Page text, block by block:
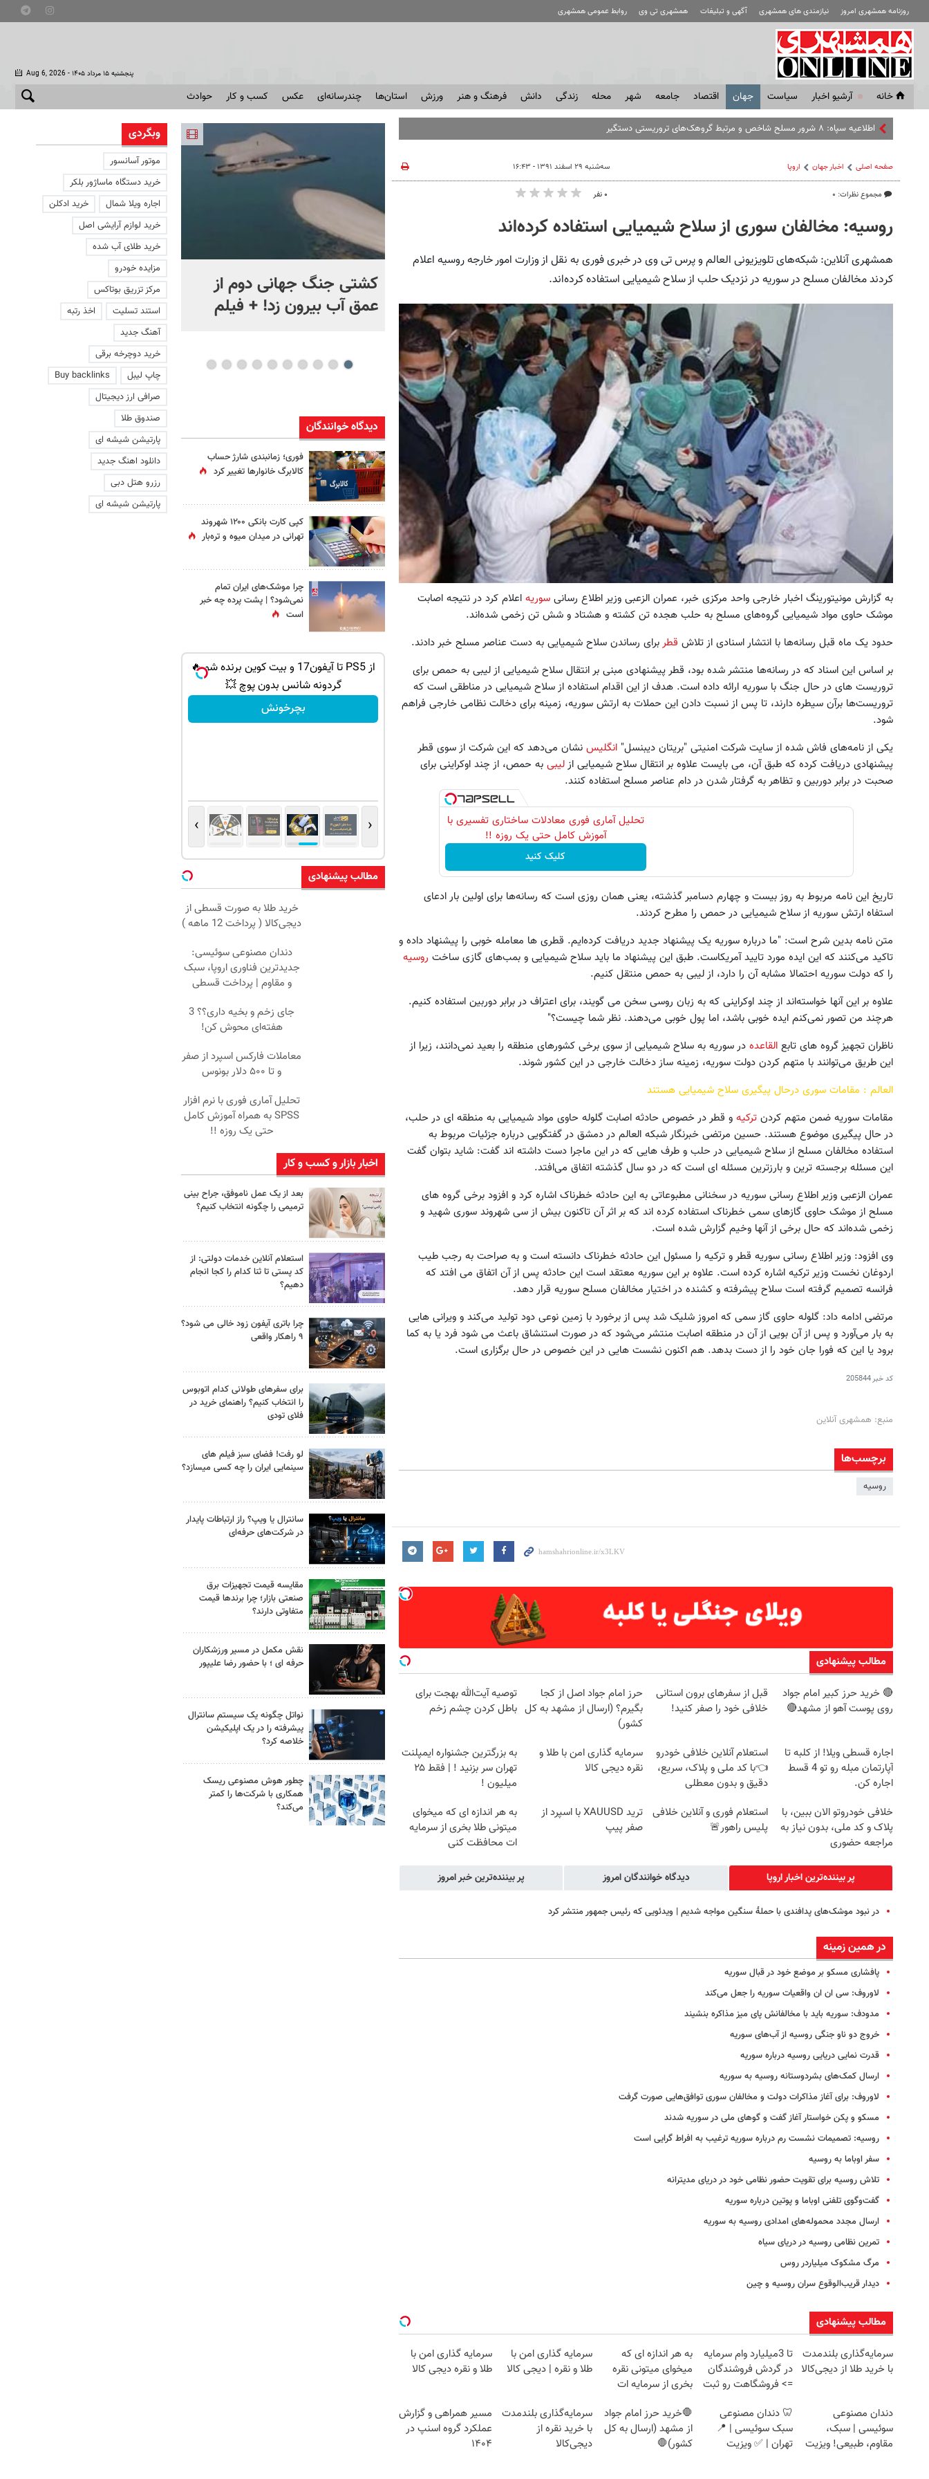
روزنامه همشهری امروز نیازمندی های همشهری آگهی و تبلیغات همشهری تی وی روابط عمومی همشهری
Aug 6, 2026 - پنجشنبه ۱۵ مرداد ۱۴۰۵
خانه آرشیو اخبار سياست جهان اقتصاد جامعه شهر محله زندگی دانش فرهنگ و هنر ورزش استان‌ها چندرسانه‌ای عکس کسب و کار حوادث
اطلاعیه سپاه: ۸ شرور مسلح شاخص و مرتبط گروهک‌های تروریستی دستگیر شدند
صفحه اصلی اخبار جهان اروپا
مجموع نظرات: ۰
سه‌شنبه ۲۹ اسفند ۱۳۹۱ - ۱۶:۴۳
۰ نفر
روسیه: مخالفان سوری از سلاح شیمیایی استفاده کرده‌اند
همشهری آنلاین: شبکه‌های تلویزیونی العالم و پرس تی وی در خبری فوری به نقل از وزارت امور خارجه روسیه اعلام
کردند مخالفان مسلح در سوریه در نزدیک حلب از سلاح شیمیایی استفاده کرده‌اند.
به گزارش مونیتورینگ اخبار خارجی واحد مرکزی خبر، عمران الزعبی وزیر اطلاع رسانی سوریه اعلام کرد در نتیجه اصابت
موشک حاوی مواد شیمیایی گروه‌های مسلح به حلب هجده تن کشته و هشتاد و شش تن زخمی شده‌اند.
حدود یک ماه قبل رسانه‌ها با انتشار اسنادی از تلاش قطربرای رساندن سلاح شیمیایی به دست عناصر مسلح خبر دادند.
بر اساس این اسناد که در رسانه‌ها منتشر شده بود، قطر پیشنهادی مبنی بر انتقال سلاح شیمیایی از لیبی به حمص برای
تروریست های در حال جنگ با سوریه ارائه داده است. هدف از این اقدام استفاده از سلاح شیمیایی در مناطقی است که
تروریست‌ها برآن سیطره دارند، تا پس از نسبت دادن این حملات به ارتش سوریه، زمینه برای دخالت نظامی خارجی فراهم
شود.
یکی از نامه‌های فاش شده از سایت شرکت امنیتی "بریتان دیبنسل" انگلیس نشان می‌دهد که این شرکت از سوی قطر
پیشنهادی دریافت کرده که طبق آن، می بایست علاوه بر انتقال سلاح شیمیایی ازلیبی به حمص، از چند اوکراینی برای
صحبت در برابر دوربین و تظاهر به گرفتار شدن در دام عناصر مسلح استفاده کنند.
تحلیل آماری فوری معادلات ساختاری تفسیری با
آموزش کامل حتی یک روزه !!
کلیک کنید
تاریخ این نامه مربوط به روز بیست و چهارم دسامبر گذشته، یعنی همان روزی است که رسانه‌ها برای اولین بار ادعای
استفاه ارتش سوریه از سلاح شیمیایی در حمص را مطرح کردند.
متن نامه بدین شرح است: "ما درباره سوریه یک پیشنهاد جدید دریافت کرده‌ایم. قطری ها معامله خوبی را پیشنهاد داده و
تاکید می‌کنند که این ایده مورد تایید آمریکاست. طبق این پیشنهاد ما باید سلاح شیمیایی و بمب‌های گازی ساخت روسیه
را که دولت سوریه احتمالا مشابه آن را دارد، از لیبی به حمص منتقل کنیم.
علاوه بر این آنها خواسته‌اند از چند اوکراینی که به زبان روسی سخن می گویند، برای اعتراف در برابر دوربین استفاده کنیم.
هرچند من تصور نمی‌کنم ایده خوبی باشد، اما پول خوبی می‌دهند. نظر شما چیست؟"
ناظران تجهیز گروه های تابع القاعده در سوریه به سلاح شیمیایی از سوی برخی کشورهای منطقه را بعید نمی‌دانند، زیرا از
این طریق می‌توانند با متهم کردن دولت سوریه، زمینه ساز دخالت خارجی در این کشور شوند.
العالم : مقامات سوری درحال پیگیری سلاح شیمیایی هستند
مقامات سوریه ضمن متهم کردن ترکیه و قطر در خصوص حادثه اصابت گلوله حاوی مواد شیمیایی به منطقه ای در حلب،
در حال پیگیری موضوع هستند. حسین مرتضی خبرنگار شبکه العالم در دمشق در گفتگویی درباره جزئیات مربوط به
استفاده مخالفان مسلح از سلاح شیمیایی در حلب و طرف هایی که در این ماجرا دست داشته اند گفت: شاید بتوان گفت
این مسئله برجسته ترین و بارزترین مسئله ای است که در دو سال گذشته اتفاق می‌افتد.
عمران الزعبی وزیر اطلاع رسانی سوریه در سخنانی مطبوعاتی به این حادثه خطرناک اشاره کرد و افزود برخی گروه های
مسلح از موشک حاوی گازهای سمی خطرناک استفاده کرده اند که بر اثر آن تاکنون بیش از سی شهروند سوری شهید و
زخمی شده‌اند که حال برخی از آنها وخیم گزارش شده است.
وی افزود: وزیر اطلاع رسانی سوریه قطر و ترکیه را مسئول این حادثه خطرناک دانسته است و به صراحت به رجب طیب
اردوغان نخست وزیر ترکیه اشاره کرده است. علاوه بر این سوریه معتقد است این حادثه پس از آن اتفاق می افتد که
فرانسه تصمیم گرفته است سلاح پیشرفته و کشنده در اختیار مخالفان مسلح سوریه قرار دهد.
مرتضی ادامه داد: گلوله حاوی گاز سمی که امروز شلیک شد پس از برخورد با زمین نوعی دود تولید می‌کند و ویرانی هایی
به بار می‌آورد و پس از آن بویی از آن در منطقه اصابت منتشر می‌شود که در صورت استنشاق باعث می شود فرد یا به کما
برود یا این که فورا جان خود را از دست بدهد. هم اکنون نشست هایی در این خصوص در حال برگزاری است.
کد خبر205844
منبع: همشهری آنلاین
برچسب‌ها
روسیه
مطالب پیشنهادی
🔴 خرید حرز کبیر امام جواد
روی پوست آهو از مشهد🔴
قبل از سفرهای برون استانی
خلافی خود را صفر کنید!
حرز امام جواد اصل از کجا
بگیرم؟ (ارسال از مشهد به کل
کشور)
توصیه آیت‌الله بهجت برای
باطل کردن چشم زخم
اجاره‌ قسطی ویلا! از کلبه تا
آپارتمان مبله رو تو 4 قسط
اجاره کن.
استعلام آنلاین خلافی خودرو
👈با کد ملی و پلاک، سریع،
دقیق و بدون معطلی
سرمایه گذاری امن با طلا و
نقره دیجی کالا
به بزرگترین جشنواره ایمپلنت
تهران سر بزنید ! | فقط ۲۵
میلیون !
خلافی خودروتو الان ببین، با
پلاک و کد ملی، بدون نیاز به
مراجعه حضوری
استعلام فوری و آنلاین خلافی
پلیس راهور🚨
ترید XAUUSD با اسپرد از
صفر پیپ
به هر اندازه ای که میخوای
میتونی طلا بخری از سرمایه
ات محافظت کنی
پر بیننده‌ترین اخبار اروپا دیدگاه خوانندگان امروز پر بیننده‌ترین خبر امروز
در نبود موشک‌های پدافندی با حملهٔ سنگین مواجه شدیم | ویدئویی که رئیس جمهور منتشر کرد
در همین زمینه
پافشاری مسکو بر موضع خود در قبال سوریه
لاوروف: سی ان ان واقعیات سوریه را جعل می‌کند
مدودف: سوریه باید با مخالفانش پای میز مذاکره بنشیند
خروج دو ناو جنگی روسیه از آب‌های سوریه
قدرت نمایی دریایی روسیه درباره سوریه
ارسال کمک‌‌های بشردوستانه روسیه به سوریه
لاوروف: برای آغاز مذاکرات دولت و مخالفان سوری توافق‌هایی صورت گرفت
مسکو و پکن خواستار آغاز گفت و گوهای ملی در سوریه شدند
روسیه: تصمیمات نشست رم درباره سوریه ترغیب به افراط گرایی است
سفر اوباما به روسیه
تلاش روسیه برای تقویت حضور نظامی خود در دریای مدیترانه
گفت‌و‌گوی تلفنی اوباما و پوتین درباره سوریه
ارسال مجدد محموله‌های امدادی روسیه به سوریه
تمرین نظامی روسیه در دریای سیاه
مرگ مشکوک میلیاردر روس
دیدار قریب‌الوقوع سران روسیه و چین
مطالب پیشنهادی
سرمایه‌گذاری بلندمدت
با خرید طلا از دیجی‌کالا
تا 3میلیارد وام سرمایه
در گردش فروشندگان
=> فروشگاهت رو ثبت
به هر اندازه ای که
میخوای میتونی نقره
بخری از سرمایه ات
سرمایه گذاری امن با
طلا و نقره | دیجی کالا
سرمایه گذاری امن با
طلا و نقره دیجی کالا
دندان مصنوعی
سوئیسی | سبک،
مقاوم، طبیعی! ویزیت
🦷 دندان مصنوعی
سبک سوئیسی | 📍
تهران | ✅ ویزیت
🛑خرید حرز امام جواد
از مشهد (ارسال به کل
کشور)🛑
سرمایه‌گذاری بلندمدت
با خرید نقره از
دیجی‌کالا
مسیر همراهی و گزارش
عملکرد گروه اسنپ در
۱۴۰۴
برخورد تاریخی موشک فالکون
۹ با ماه + فیلم
کشتی‌ جنگ جهانی دوم از
عمق آب بیرون زد! + فیلم
افشای اطلاعات برای ترور
بارون ترامپ | ماجرای قرار
عاشقانه با یک زن
دیدگاه خوانندگان
فوری؛ زمانبندی‌ شارژ حساب
کالابرگ خانوارها تغییر کرد
کپی کارت بانکی ۱۲۰۰ شهروند
تهرانی در میدان میوه و تره‌بار
چرا موشک‌های ایران تمام
نمی‌شود؟ | پشت پرده چه خبر
است
کن ، گردونه بچرخون ، جایزه ببر 🎮🔥
😍
بچرخونش
از آیفون 17 و پلی استیشن 5 تا 1000 دلار
جایزه ببر
بچرخونش
نوکیا 105؛ خوش‌دست، مقاوم و
رجیسترشده!
سفارش بده!
از PS5 تا آیفون17 و بیت کوین برنده شو 🔥
گردونه شانس بدون پوچ 💥
بچرخونش
‹
›
مطالب پیشنهادی
خرید طلا به صورت قسطی از
دیجی‌کالا ( پرداخت 12 ماهه )
دندان مصنوعی سوئیسی:
جدیدترین فناوری اروپا، سبک
و مقاوم | پرداخت قسطی
جای زخم و بخیه داری؟؟ 3
هفته‌ای محوش کن!
معاملات فارکس اسپرد از صفر
و تا ۵۰۰ دلار بونوس
تحلیل آماری فوری با نرم افزار
SPSS به همراه آموزش کامل
حتی یک روزه !!
اخبار بازار و کسب و کار
بعد از یک عمل ناموفق، جراح بینی
ترمیمی را چگونه انتخاب کنیم؟
استعلام آنلاین خدمات دولتی: از
کد پستی تا ثنا کدام را کجا انجام
دهیم؟
چرا باتری آیفون زود خالی می شود؟
۹ راهکار واقعی
برای سفرهای طولانی کدام اتوبوس
را انتخاب کنیم؟ راهنمای خرید در
فلای تودی
لو رفت! فضای سبز فیلم های
سینمایی ایران را چه کسی میسازد؟
سانترال یا ویپ؟ راز ارتباطات پایدار
در شرکت‌های حرفه‌ای
مقایسه قیمت تجهیزات برق
صنعتی بازار؛ چرا برندها قیمت
متفاوتی دارند؟
نقش مکمل در مسیر ورزشکاران
حرفه ای ؛ با حضور رضا علیپور
نواتل چگونه یک سیستم سانترال
پیشرفته را در یک اپلیکیشن
خلاصه کرد؟
چطور هوش مصنوعی ریسک
همکاری با شرکت‌ها را کمتر
می‌کند؟
وبگردی
موتور آسانسور
خرید دستگاه ماساژور بلکر
اجاره ویلا شمال
خرید ادکلن
خرید لوازم آرایشی اصل
خرید طلای آب شده
مزایده خودرو
مرکز تزریق بوتاکس
استند تسلیت
اخذ رتبه
آهنگ جدید
خرید دوچرخه برقی
چاپ لیبل
Buy backlinks
صرافی ارز دیجیتال
صندوق طلا
پارتیشن شیشه ای
دانلود اهنگ جدید
رزرو هتل دبی
پارتیشن شیشه ای